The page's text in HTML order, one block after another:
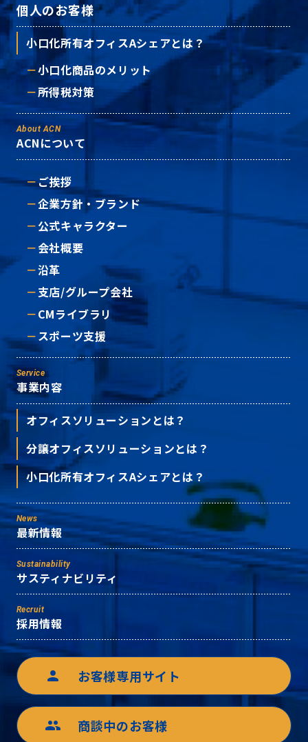
個人のお客様
小口化所有オフィスAシェアとは？
小口化商品のメリット
所得税対策
About ACN
ACNについて
ご挨拶
企業方針・ブランド
公式キャラクター
会社概要
沿革
支店/グループ会社
CMライブラリ
スポーツ支援
Service
事業内容
オフィスソリューションとは？
分譲オフィスソリューションとは？
小口化所有オフィスAシェアとは？
News
最新情報
Sustainability
サスティナビリティ
Recruit
採用情報
person お客様専用サイト
group 商談中のお客様